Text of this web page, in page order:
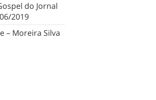
do Jornal
2019
– Moreira Silva